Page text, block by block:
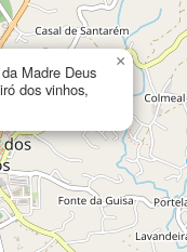
Madre Deus
dos vinhos,
×